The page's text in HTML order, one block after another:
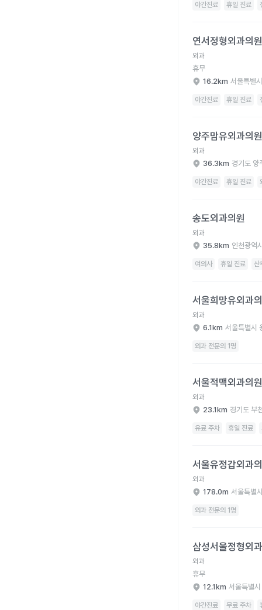
야간진료 휴일 진료
연서정형외과의원
외과
휴무
16.2km 서울특별
야간진료 휴일 진료
양주맘유외과의원
외과
36.3km 경기도 양
야간진료 휴일 진료
송도외과의원
외과
35.8km 인천광역
여의사 휴일 진료 산
서울희망유외과
외과
6.1km 서울특별시
외과 전문의 1명
서울적맥외과의원
외과
23.1km 경기도 부
유료 주차 휴일 진료
서울유정갑외과
외과
178.0m 서울특별
외과 전문의 1명
삼성서울정형외
외과
휴무
12.1km 서울특별
야간진료 무료 주차